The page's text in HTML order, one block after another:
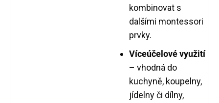
kombinovat s
dalšími montessori
prvky.
Víceúčelové využití
– vhodná do
kuchyně, koupelny,
jídelny či dílny,